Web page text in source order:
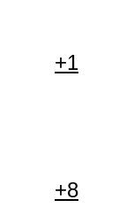
+1
+8